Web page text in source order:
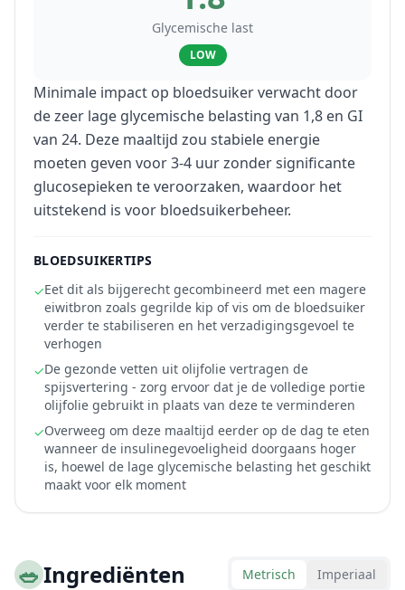
Glycemische last
LOW
Minimale impact op bloedsuiker verwacht door
de zeer lage glycemische belasting van 1,8 en GI
van 24. Deze maaltijd zou stabiele energie
moeten geven voor 3-4 uur zonder significante
glucosepieken te veroorzaken, waardoor het
uitstekend is voor bloedsuikerbeheer.
BLOEDSUIKERTIPS
✓Eet dit als bijgerecht gecombineerd met een magere
eiwitbron zoals gegrilde kip of vis om de bloedsuiker
verder te stabiliseren en het verzadigingsgevoel te
verhogen
✓De gezonde vetten uit olijfolie vertragen de
spijsvertering - zorg ervoor dat je de volledige portie
olijfolie gebruikt in plaats van deze te verminderen
✓Overweeg om deze maaltijd eerder op de dag te eten
wanneer de insulinegevoeligheid doorgaans hoger
is, hoewel de lage glycemische belasting het geschikt
maakt voor elk moment
🥗Ingrediënten Metrisch Imperiaal